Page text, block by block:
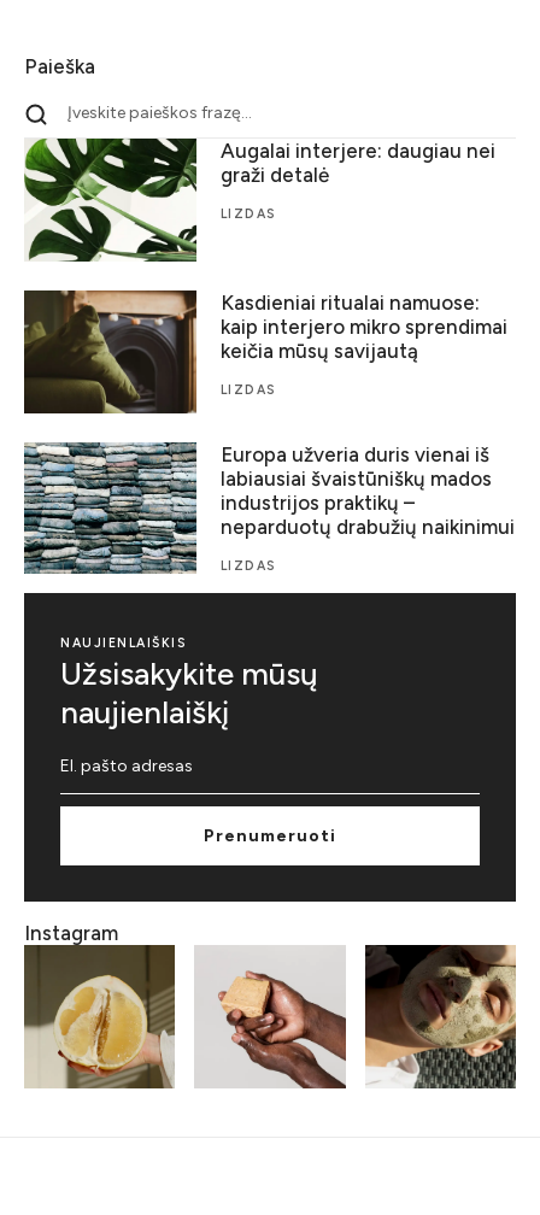
Paieška
Augalai interjere: daugiau nei
graži detalė
LIZDAS
Kasdieniai ritualai namuose:
kaip interjero mikro sprendimai
keičia mūsų savijautą
LIZDAS
Europa užveria duris vienai iš
labiausiai švaistūniškų mados
industrijos praktikų –
neparduotų drabužių naikinimui
LIZDAS
NAUJIENLAIŠKIS
Užsisakykite mūsų
naujienlaiškį
Prenumeruoti
Instagram